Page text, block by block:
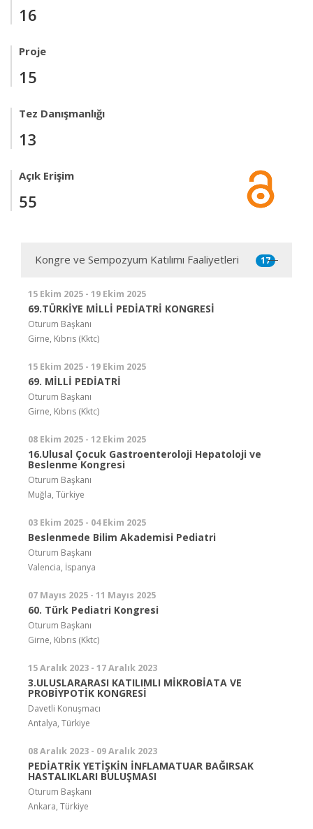
16
Proje
15
Tez Danışmanlığı
13
Açık Erişim
55
Kongre ve Sempozyum Katılımı Faaliyetleri 17
15 Ekim 2025 - 19 Ekim 2025
69.TÜRKİYE MİLLİ PEDİATRİ KONGRESİ
Oturum Başkanı
Girne, Kıbrıs (Kktc)
15 Ekim 2025 - 19 Ekim 2025
69. MİLLİ PEDİATRİ
Oturum Başkanı
Girne, Kıbrıs (Kktc)
08 Ekim 2025 - 12 Ekim 2025
16.Ulusal Çocuk Gastroenteroloji Hepatoloji ve
Beslenme Kongresi
Oturum Başkanı
Muğla, Türkiye
03 Ekim 2025 - 04 Ekim 2025
Beslenmede Bilim Akademisi Pediatri
Oturum Başkanı
Valencia, İspanya
07 Mayıs 2025 - 11 Mayıs 2025
60. Türk Pediatri Kongresi
Oturum Başkanı
Girne, Kıbrıs (Kktc)
15 Aralık 2023 - 17 Aralık 2023
3.ULUSLARARASI KATILIMLI MİKROBİATA VE
PROBİYPOTİK KONGRESİ
Davetli Konuşmacı
Antalya, Türkiye
08 Aralık 2023 - 09 Aralık 2023
PEDİATRİK YETİŞKİN İNFLAMATUAR BAĞIRSAK
HASTALIKLARI BULUŞMASI
Oturum Başkanı
Ankara, Türkiye